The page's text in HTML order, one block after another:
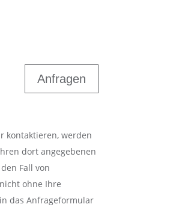
Anfragen
kontaktieren, werden
dort angegebenen
Fall von
ohne Ihre
das Anfrageformular